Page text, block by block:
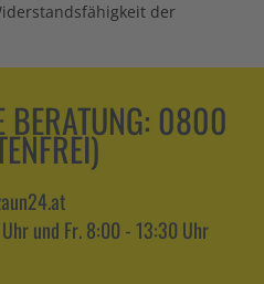
der
BERATUNG: 0800
und Fr. 8:00 - 13:30 Uhr